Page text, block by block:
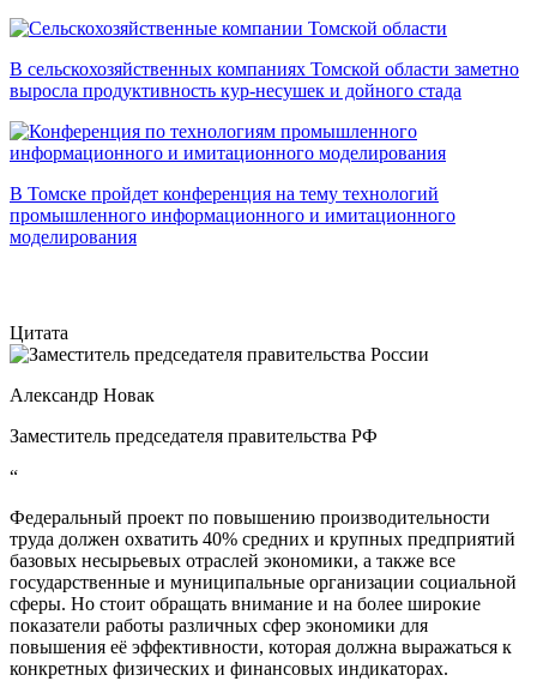
В сельскохозяйственных компаниях Томской области заметно
выросла продуктивность кур-несушек и дойного стада
В Томске пройдет конференция на тему технологий
промышленного информационного и имитационного
моделирования
Цитата
Александр Новак
Заместитель председателя правительства РФ
“
Федеральный проект по повышению производительности
труда должен охватить 40% средних и крупных предприятий
базовых несырьевых отраслей экономики, а также все
государственные и муниципальные организации социальной
сферы. Но стоит обращать внимание и на более широкие
показатели работы различных сфер экономики для
повышения её эффективности, которая должна выражаться к
конкретных физических и финансовых индикаторах.